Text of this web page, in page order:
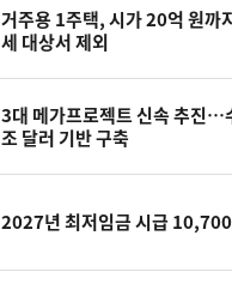
거주용 1주택, 시가 20억 원까
세 대상서 제외
3대 메가프로젝트 신속 추진…
조 달러 기반 구축
2027년 최저임금 시급